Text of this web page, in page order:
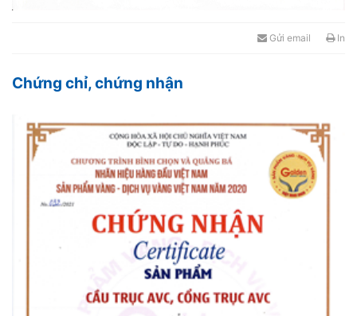
Gửi email In
Chứng chỉ, chứng nhận